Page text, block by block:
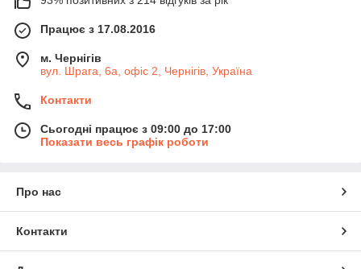
Працює з 17.08.2016
м. Чернігів
вул. Шрага, 6а, офіс 2, Чернігів, Україна
Контакти
Сьогодні працює з 09:00 до 17:00
Показати весь графік роботи
Про нас
Контакти